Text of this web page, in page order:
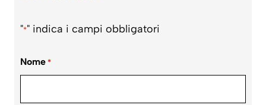
"*" indica i campi obbligatori
Nome *